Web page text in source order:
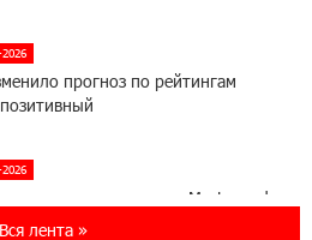
прогноз по рейтингам
новую карту Mastercard
для путешествий и
Вся лента »